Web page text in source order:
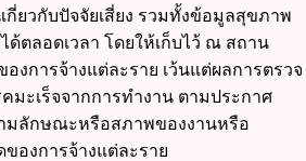
ยวกับปัจจัยเสี่ยง รวมทั้งข้อมูลสุขภาพ
ตลอดเวลา โดยให้เก็บไว้ ณ สถาน
การจ้างแต่ละราย เว้นแต่ผลการตรวจ
มะเร็จจากการทำงาน ตามประกาศ
มลักษณะหรือสภาพของงานหรือ
องการจ้างแต่ละราย